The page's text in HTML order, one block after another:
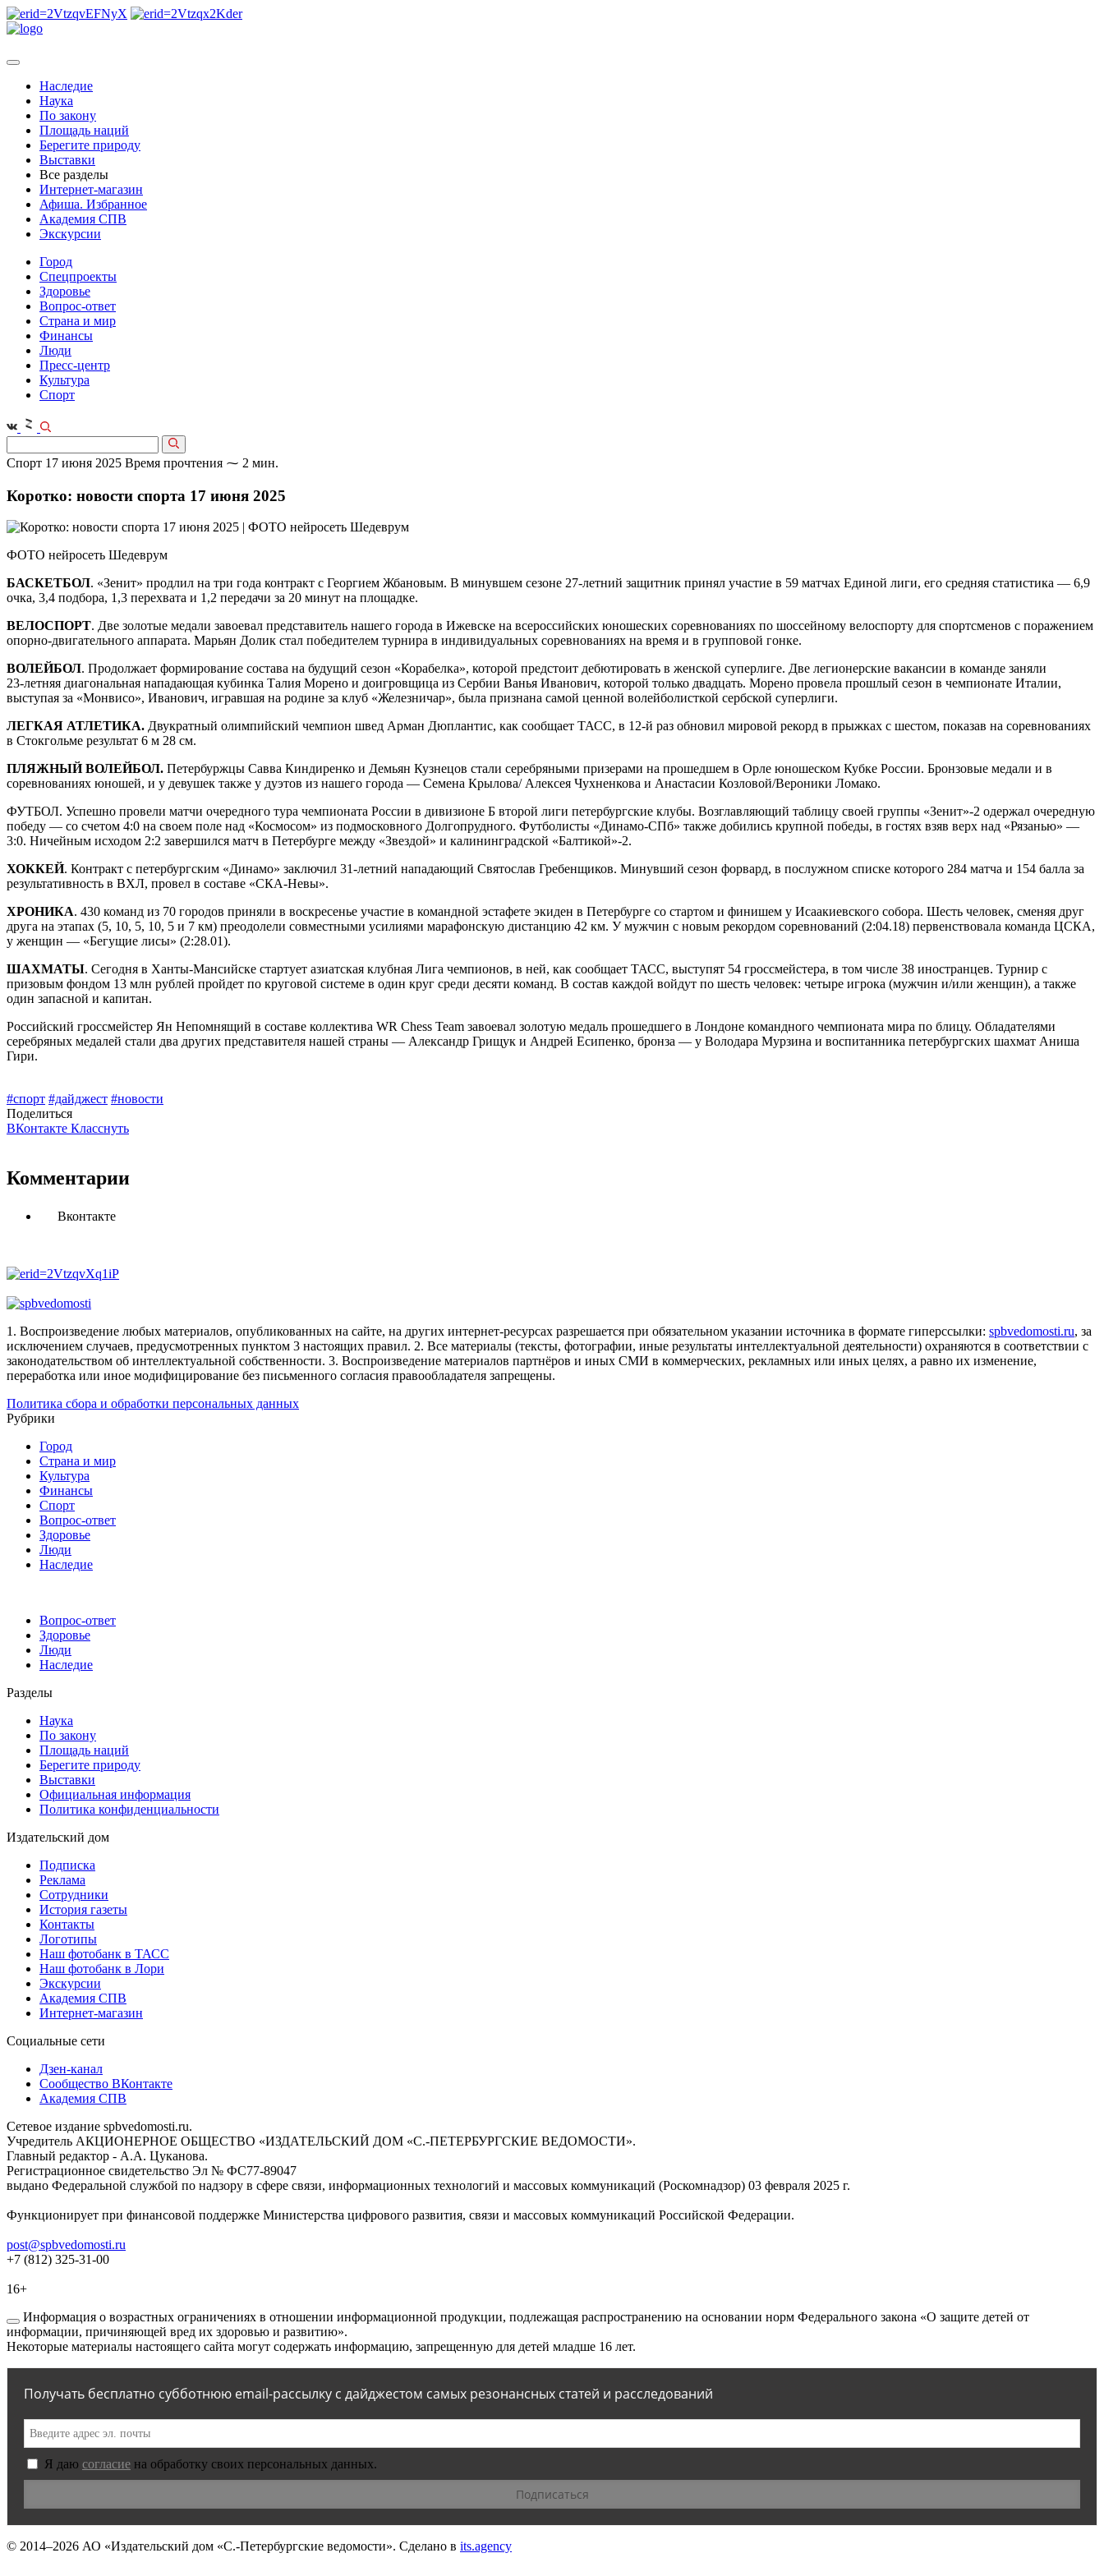
Наследие
Наука
По закону
Площадь наций
Берегите природу
Выставки
Все разделы
Интернет-магазин
Афиша. Избранное
Академия СПВ
Экскурсии
Город
Спецпроекты
Здоровье
Вопрос-ответ
Страна и мир
Финансы
Люди
Пресс-центр
Культура
Спорт
Спорт 17 июня 2025 Время прочтения ⁓ 2 мин.
Коротко: новости спорта 17 июня 2025
ФОТО нейросеть Шедеврум
БАСКЕТБОЛ. «Зенит» продлил на три года контракт с Георгием Жбановым. В минувшем сезоне 27‑летний защитник принял участие в 59 матчах Единой лиги, его средняя статистика — 6,9
очка, 3,4 подбора, 1,3 перехвата и 1,2 передачи за 20 минут на площадке.
ВЕЛОСПОРТ. Две золотые медали завоевал представитель нашего города в Ижевске на всероссийских юношеских соревнованиях по шоссейному велоспорту для спорт­сменов с поражением
опорно-двигательного аппарата. Марьян Долик стал победителем турнира в индивидуальных соревнованиях на время и в групповой гонке.
ВОЛЕЙБОЛ. Продолжает формирование состава на будущий сезон «Корабелка», которой предстоит дебютировать в женской суперлиге. Две легионерские вакансии в команде заняли
23‑летняя диагональная нападающая кубинка Талия Морено и до­игровщица из Сербии Ванья Иванович, которой только двадцать. Морено провела прошлый сезон в чемпионате Италии,
выступая за «Монвисо», Иванович, игравшая на родине за клуб «Железничар», была признана самой ценной волейболисткой сербской суперлиги.
ЛЕГКАЯ АТЛЕТИКА. Двукратный олимпийский чемпион швед Арман Дюплантис, как сообщает ТАСС, в 12‑й раз обновил мировой рекорд в прыжках с шестом, показав на соревнованиях
в Стокгольме результат 6 м 28 см.
ПЛЯЖНЫЙ ВОЛЕЙБОЛ. Петербуржцы Савва Киндиренко и Демьян Кузнецов стали серебряными призерами на прошедшем в Орле юношеском Кубке России. Бронзовые медали и в
соревнованиях юношей, и у девушек также у дуэтов из нашего города — Семена Крылова/ Алексея Чухненкова и Анастасии Козловой/Вероники Ломако.
ФУТБОЛ. Успешно провели матчи очередного тура чемпионата России в дивизионе Б второй лиги петербургские клубы. Возглавляющий таблицу своей группы «Зенит»-2 одержал очередную
победу — со счетом 4:0 на своем поле над «Космосом» из подмосковного Долгопрудного. Футболисты «Динамо-СПб» также добились крупной победы, в гостях взяв верх над «Рязанью» —
3:0. Ничейным исходом 2:2 завершился матч в Петербурге между «Звездой» и калининградской «Балтикой»-2.
ХОККЕЙ. Контракт с петербургским «Динамо» заключил 31‑летний нападающий Святослав Гребенщиков. Минувший сезон форвард, в послужном списке которого 284 матча и 154 балла за
результативность в ВХЛ, провел в составе «СКА-Невы».
ХРОНИКА. 430 команд из 70 городов приняли в воскресенье участие в командной эстафете экиден в Петербурге со стартом и финишем у Исаакиевского собора. Шесть человек, сменяя друг
друга на этапах (5, 10, 5, 10, 5 и 7 км) преодолели совместными усилиями марафонскую дистанцию 42 км. У мужчин с новым рекордом соревнований (2:04.18) первенствовала команда ЦСКА,
у женщин — «Бегущие лисы» (2:28.01).
ШАХМАТЫ. Сегодня в Ханты-Мансийске стартует азиатская клубная Лига чемпионов, в ней, как сообщает ТАСС, выступят 54 гроссмейстера, в том числе 38 иностранцев. Турнир с
призовым фондом 13 млн руб­лей пройдет по круговой системе в один круг среди десяти команд. В состав каждой войдут по шесть человек: четыре игрока (мужчин и/или женщин), а также
один запасной и капитан.
Российский гроссмейстер Ян Непомнящий в составе коллектива WR Chess Team завоевал золотую медаль прошедшего в Лондоне командного чемпионата мира по блицу. Обладателями
серебряных медалей стали два других представителя нашей страны — Александр Грищук и Андрей Есипенко, бронза — у Володара Мурзина и воспитанника петербургских шахмат Аниша
Гири.
#спорт #дайджест #новости
Поделиться
ВКонтакте Класснуть
Комментарии
Вконтакте
1. Воспроизведение любых материалов, опубликованных на сайте, на других интернет-ресурсах разрешается при обязательном указании источника в формате гиперссылки: spbvedomosti.ru, за
исключением случаев, предусмотренных пунктом 3 настоящих правил. 2. Все материалы (тексты, фотографии, иные результаты интеллектуальной деятельности) охраняются в соответствии с
законодательством об интеллектуальной собственности. 3. Воспроизведение материалов партнёров и иных СМИ в коммерческих, рекламных или иных целях, а равно их изменение,
переработка или иное модифицирование без письменного согласия правообладателя запрещены.
Политика сбора и обработки персональных данных
Рубрики
Город
Страна и мир
Культура
Финансы
Спорт
Вопрос-ответ
Здоровье
Люди
Наследие
Вопрос-ответ
Здоровье
Люди
Наследие
Разделы
Наука
По закону
Площадь наций
Берегите природу
Выставки
Официальная информация
Политика конфиденциальности
Издательский дом
Подписка
Реклама
Сотрудники
История газеты
Контакты
Логотипы
Наш фотобанк в ТАСС
Наш фотобанк в Лори
Экскурсии
Академия СПВ
Интернет-магазин
Социальные сети
Дзен-канал
Сообщество ВКонтакте
Академия СПВ
Сетевое издание spbvedomosti.ru.
Учредитель АКЦИОНЕРНОЕ ОБЩЕСТВО «ИЗДАТЕЛЬСКИЙ ДОМ «С.-ПЕТЕРБУРГСКИЕ ВЕДОМОСТИ».
Главный редактор - А.А. Цуканова.
Регистрационное свидетельство Эл № ФС77-89047
выдано Федеральной службой по надзору в сфере связи, информационных технологий и массовых коммуникаций (Роскомнадзор) 03 февраля 2025 г.
Функционирует при финансовой поддержке Министерства цифрового развития, связи и массовых коммуникаций Российской Федерации.
post@spbvedomosti.ru
+7 (812) 325-31-00
16+
Информация о возрастных ограничениях в отношении информационной продукции, подлежащая распространению на основании норм Федерального закона «О защите детей от
информации, причиняющей вред их здоровью и развитию».
Некоторые материалы настоящего сайта могут содержать информацию, запрещенную для детей младше 16 лет.
Получать бесплатно субботнюю email-рассылку с дайджестом самых резонансных статей и расследований
Я даю согласие на обработку своих персональных данных.
© 2014–2026 АО «Издательский дом «С.-Петербургские ведомости». Сделано в its.agency